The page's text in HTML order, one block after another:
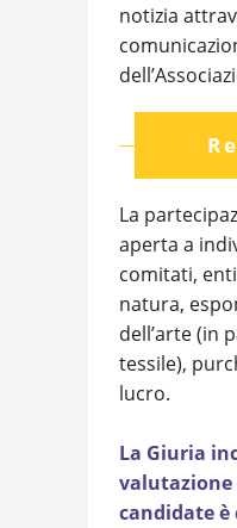
notizia
La
aperta a
comitati,
natura,
dell’arte (in
tessile),
lucro.
La Giuria
valutazione
candidate è